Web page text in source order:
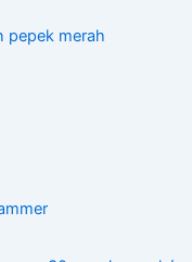
pepek merah